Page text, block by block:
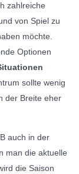
zahlreiche
von Spiel zu
möchte.
Optionen
sollte wenig
der Breite eher
auch in der
man die aktuelle
die Saison